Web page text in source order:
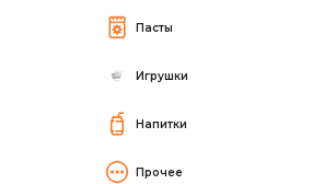
Пасты
Игрушки
Напитки
Прочее